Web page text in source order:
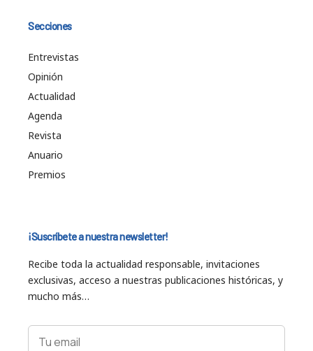
Secciones
Entrevistas
Opinión
Actualidad
Agenda
Revista
Anuario
Premios
¡Suscríbete a nuestra newsletter!
Recibe toda la actualidad responsable, invitaciones
exclusivas, acceso a nuestras publicaciones históricas, y
mucho más…